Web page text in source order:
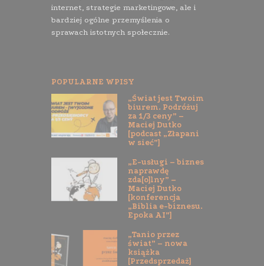
internet, strategie marketingowe, ale i
bardziej ogólne przemyślenia o
sprawach istotnych społecznie.
POPULARNE WPISY
„Świat jest Twoim
biurem. Podróżuj
za 1/3 ceny” –
Maciej Dutko
[podcast „Złapani
w sieć”]
„E-usługi – biznes
naprawdę
zda[o]lny” –
Maciej Dutko
[konferencja
„Biblia e-biznesu.
Epoka AI”]
„Tanio przez
świat” – nowa
książka
[Przedsprzedaż]